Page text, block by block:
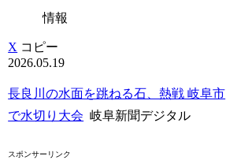
情報
X コピー
2026.05.19
長良川の水面を跳ねる石、熱戦 岐阜市
で水切り大会 岐阜新聞デジタル
スポンサーリンク